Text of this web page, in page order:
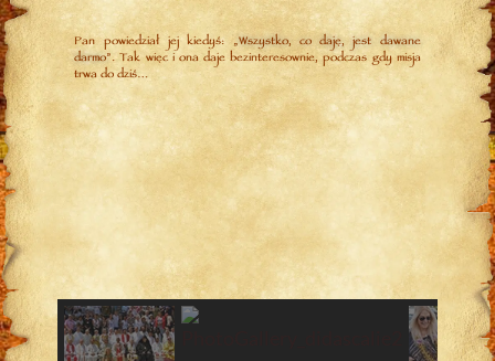
Pan powiedział jej kiedyś: „Wszystko, co daję, jest dawane
darmo”. Tak więc i ona daje bezinteresownie, podczas gdy misja
trwa do dziś…